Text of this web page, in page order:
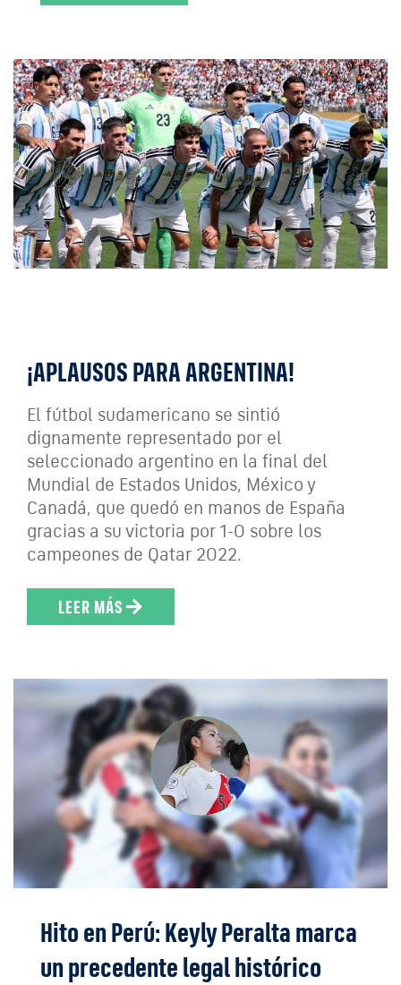
¡APLAUSOS PARA ARGENTINA!
El fútbol sudamericano se sintió
dignamente representado por el
seleccionado argentino en la final del
Mundial de Estados Unidos, México y
Canadá, que quedó en manos de España
gracias a su victoria por 1-0 sobre los
campeones de Qatar 2022.
LEER MÁS
Hito en Perú: Keyly Peralta marca
un precedente legal histórico